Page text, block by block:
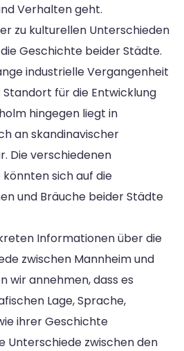
Verhalten geht.
zu kulturellen Unterschieden
Geschichte beider Städte.
industrielle Vergangenheit
für die Entwicklung
hingegen liegt in
an skandinavischer
Die verschiedenen
könnten sich auf die
und Bräuche beider Städte
Informationen über die
zwischen Mannheim und
wir annehmen, dass es
Lage, Sprache,
ihrer Geschichte
Unterschiede zwischen den